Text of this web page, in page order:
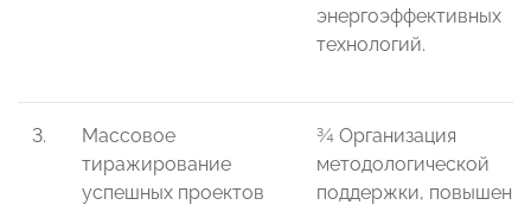
энергоэффективных
технологий.
3.
Массовое
тиражирование
успешных проектов
¾ Организация
методологической
поддержки,